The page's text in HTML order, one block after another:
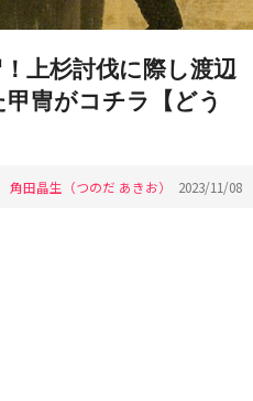
上杉討伐に際し渡辺
冑がコチラ【どう
角田晶生（つのだ あきお） 2023/11/08